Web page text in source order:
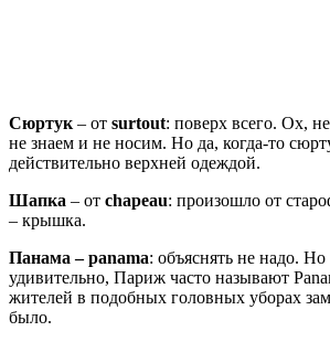
Сюртук – от surtout: поверх всего. Ох,
не знаем и не носим. Но да, когда-то
действительно верхней одеждой.
Шапка – от chapeau: произошло от
– крышка.
Панама – panama: объяснять не надо. Но
удивительно, Париж часто называют
жителей в подобных головных уборах
было.